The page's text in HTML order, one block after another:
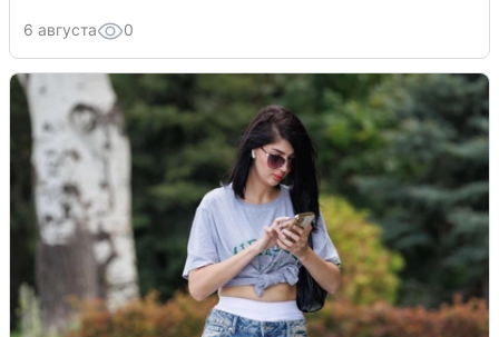
6 августа 0